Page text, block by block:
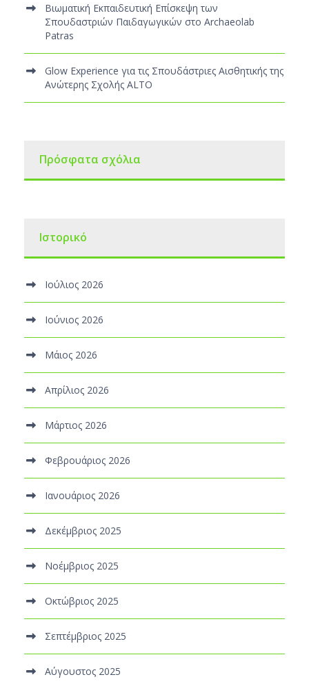
Βιωματική Εκπαιδευτική Επίσκεψη των
Σπουδαστριών Παιδαγωγικών στο Archaeolab
Patras
Glow Experience για τις Σπουδάστριες Αισθητικής της
Ανώτερης Σχολής ALTO
Πρόσφατα σχόλια
Ιστορικό
Ιούλιος 2026
Ιούνιος 2026
Μάιος 2026
Απρίλιος 2026
Μάρτιος 2026
Φεβρουάριος 2026
Ιανουάριος 2026
Δεκέμβριος 2025
Νοέμβριος 2025
Οκτώβριος 2025
Σεπτέμβριος 2025
Αύγουστος 2025